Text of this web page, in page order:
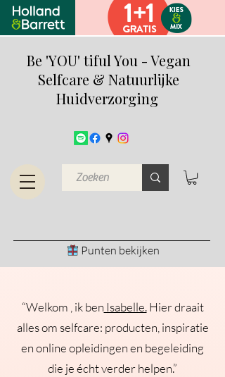
Be 'YOU' tiful You - Vegan
Selfcare & Natuurlijke
Huidverzorging
Punten bekijken
“Welkom , ik ben Isabelle.Hier draait
alles om selfcare: producten, inspiratie
en online opleidingen en begeleiding
die je écht verder helpen.”